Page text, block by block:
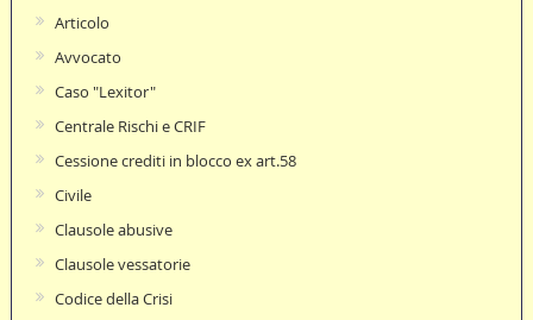
Articolo
Avvocato
Caso "Lexitor"
Centrale Rischi e CRIF
Cessione crediti in blocco ex art.58
Civile
Clausole abusive
Clausole vessatorie
Codice della Crisi